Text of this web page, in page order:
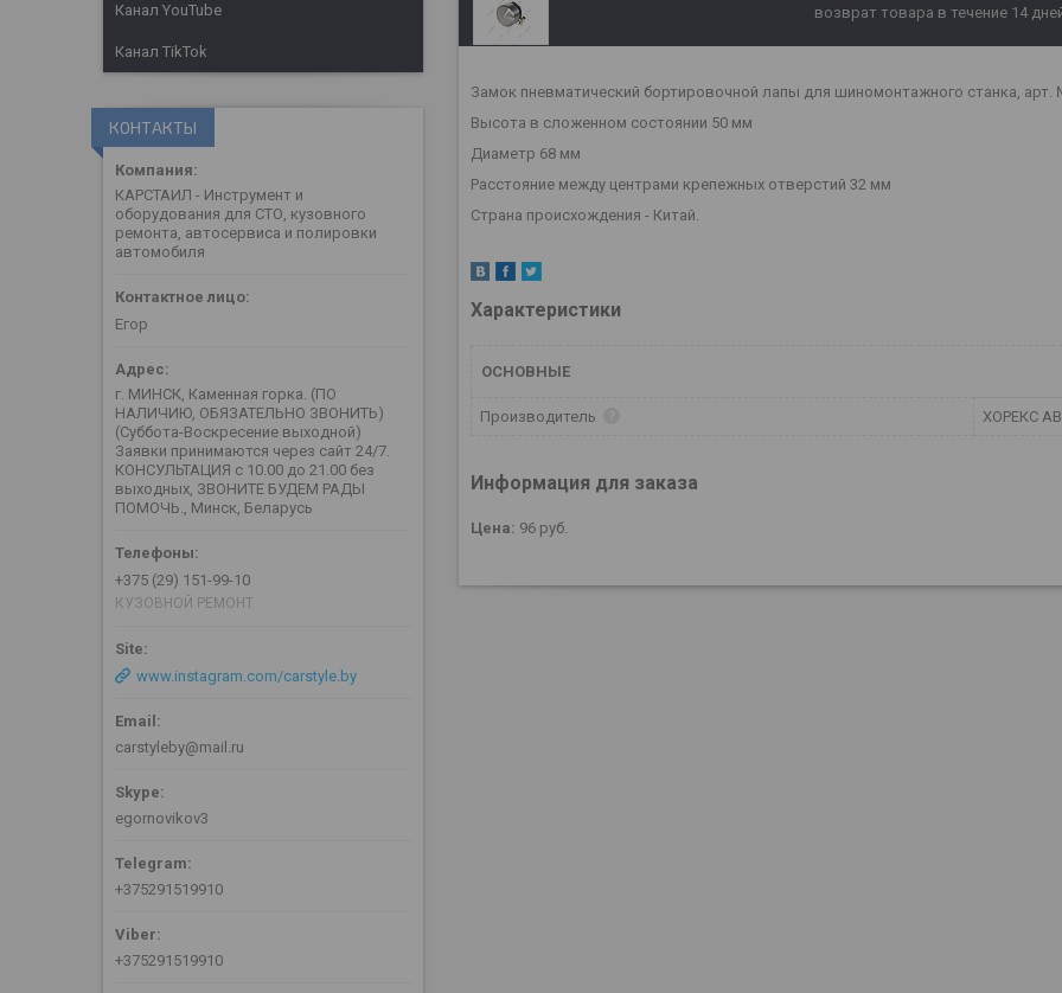
возврат товара в течение 14
Замок пневматический бортировочной лапы для шиномонтажного станка, арт.
Высота в сложенном состоянии 50 мм
Диаметр 68 мм
Расстояние между центрами крепежных отверстий 32 мм
Страна происхождения - Китай.
Характеристики
ОСНОВНЫЕ
Производитель ХОРЕКС
Информация для заказа
Цена: 96 руб.
Канал YouTube
Канал TikTok
КОНТАКТЫ
КАРСТАИЛ - Инструмент и
оборудования для СТО, кузовного
ремонта, автосервиса и полировки
автомобиля
Егор
г. МИНСК, Каменная горка. (ПО
НАЛИЧИЮ, ОБЯЗАТЕЛЬНО ЗВОНИТЬ)
(Суббота-Воскресение выходной)
Заявки принимаются через сайт 24/7.
КОНСУЛЬТАЦИЯ с 10.00 до 21.00 без
выходных, ЗВОНИТЕ БУДЕМ РАДЫ
ПОМОЧЬ., Минск, Беларусь
+375 (29) 151-99-10
КУЗОВНОЙ РЕМОНТ
www.instagram.com/carstyle.by
carstyleby@mail.ru
egornovikov3
+375291519910
+375291519910